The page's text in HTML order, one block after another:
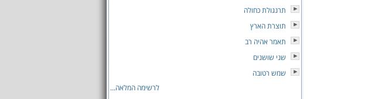
תרנגולת כחולה
תוצרת הארץ
תאמר אהיה רב
שני שושנים
שמש רטובה
לרשימה המלאה...